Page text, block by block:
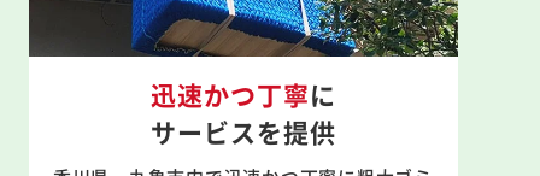
迅速かつ丁寧に
サービスを提供